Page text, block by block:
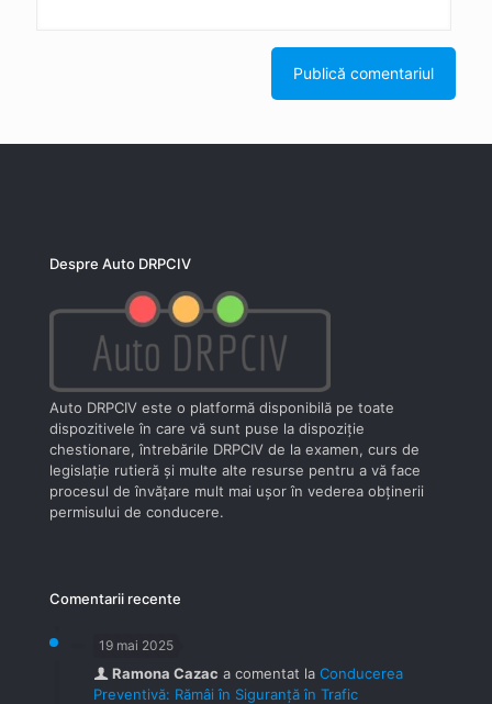
Despre Auto DRPCIV
Auto DRPCIV este o platformă disponibilă pe toate
dispozitivele în care vă sunt puse la dispoziţie
chestionare, întrebările DRPCIV de la examen, curs de
legislaţie rutieră şi multe alte resurse pentru a vă face
procesul de învăţare mult mai uşor în vederea obţinerii
permisului de conducere.
Comentarii recente
19 mai 2025
Ramona Cazac a comentat la Conducerea
Preventivă: Rămâi în Siguranță în Trafic